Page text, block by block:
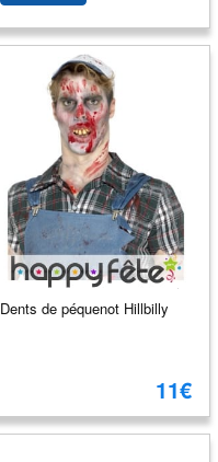
Dents de péquenot Hillbilly
11€